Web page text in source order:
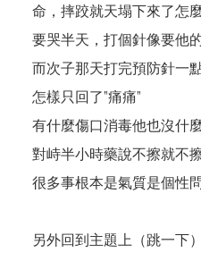
命，摔跤就天塌下來了怎
要哭半天，打個針像要他
而次子那天打完預防針一
怎樣只回了”痛痛”
有什麼傷口消毒他也沒什
對峙半小時藥說不擦就不
很多事根本是氣質是個性
另外回到主題上（跳一下